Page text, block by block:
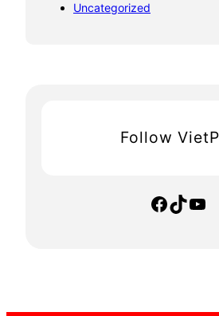
Uncategorized
Follow
Facebook TikTok YouTube